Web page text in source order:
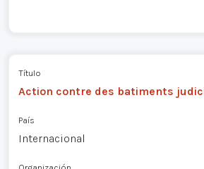
Título
Action contre des batiments
País
Internacional